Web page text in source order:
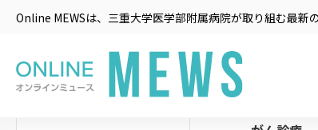
Online MEWSは、三重大学医学部附属病院が取り組む最新